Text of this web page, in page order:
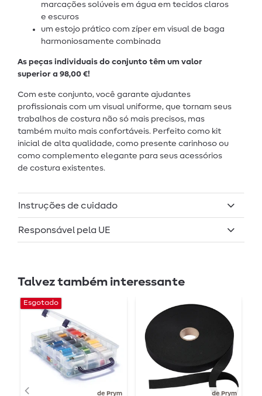
marcações solúveis em água em tecidos claros
e escuros
um estojo prático com zíper em visual de baga
harmoniosamente combinada
As peças individuais do conjunto têm um valor
superior a 98,00 €!
Com este conjunto, você garante ajudantes
profissionais com um visual uniforme, que tornam seus
trabalhos de costura não só mais precisos, mas
também muito mais confortáveis. Perfeito como kit
inicial de alta qualidade, como presente carinhoso ou
como complemento elegante para seus acessórios
de costura existentes.
Instruções de cuidado
Responsável pela UE
Talvez também interessante
de Prym
Esgotado
de Prym